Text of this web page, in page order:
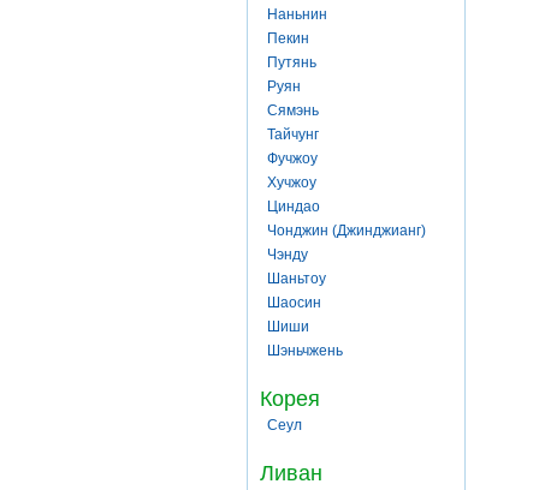
Наньнин
Пекин
Путянь
Руян
Сямэнь
Тайчунг
Фучжоу
Хучжоу
Циндао
Чонджин (Джинджианг)
Чэнду
Шаньтоу
Шаосин
Шиши
Шэньчжень
Корея
Сеул
Ливан